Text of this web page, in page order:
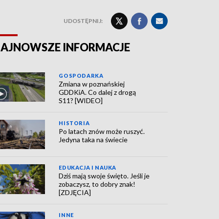
UDOSTĘPNIJ:
INFORMACJE
GOSPODARKA
Zmiana w poznańskiej
GDDKiA. Co dalej z drogą
S11? [WIDEO]
HISTORIA
Po latach znów może ruszyć.
Jedyna taka na świecie
EDUKACJA I NAUKA
Dziś mają swoje święto. Jeśli je
zobaczysz, to dobry znak!
[ZDJĘCIA]
INNE